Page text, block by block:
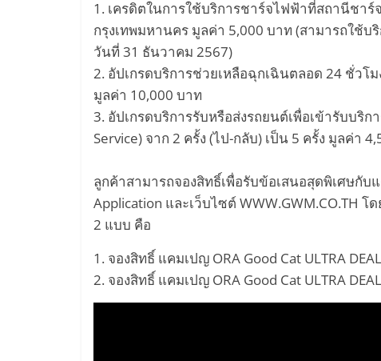
1. เครดิตในการใช้บริการชาร์จไฟฟ้าที่สถานีชาร์
กรุงเทพมหานคร มูลค่า 5,000 บาท (สามารถใช้บ
วันที่ 31 ธันวาคม 2567)
2. อัปเกรดบริการช่วยเหลือฉุกเฉินตลอด 24 ชั่วโม
มูลค่า 10,000 บาท
3. อัปเกรดบริการรับหรือส่งรถยนต์เพื่อเข้ารับบริก
Service) จาก 2 ครั้ง (ไป-กลับ) เป็น 5 ครั้ง มูลค่า
ลูกค้าสามารถจองสิทธิ์เพื่อรับข้อเสนอสุดพิเศษกับแ
Application และเว็บไซต์ WWW.GWM.CO.TH
2 แบบ คือ
1. จองสิทธิ์ แคมเปญ ORA Good Cat ULTRA
2. จองสิทธิ์ แคมเปญ ORA Good Cat ULTRA